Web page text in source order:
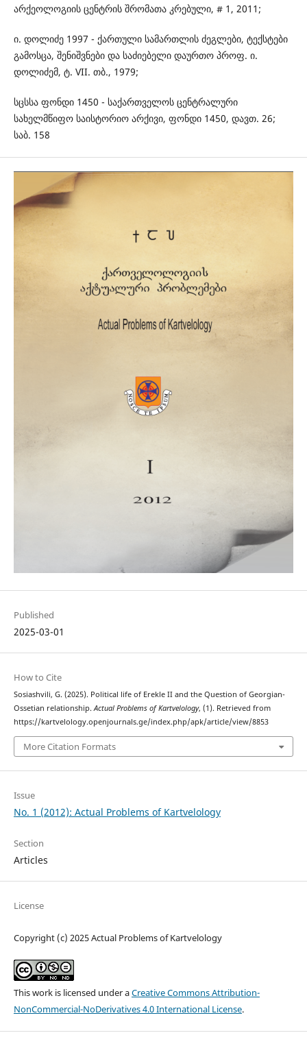
არქეოლოგიის ცენტრის შრომათა კრებული, # 1, 2011;
ი. დოლიძე 1997 - ქართული სამართლის ძეგლები, ტექსტები
გამოსცა, შენიშვნები და საძიებელი დაურთო პროფ. ი.
დოლიძემ, ტ. VII. თბ., 1979;
სცსსა ფონდი 1450 - საქართველოს ცენტრალური
სახელმწიფო საისტორიო არქივი, ფონდი 1450, დავთ. 26;
საბ. 158
Published
2025-03-01
How to Cite
Sosiashvili, G. (2025). Political life of Erekle II and the Question of Georgian-
Ossetian relationship.Actual Problems of Kartvelology, (1). Retrieved from
https://kartvelology.openjournals.ge/index.php/apk/article/view/8853
More Citation Formats
Issue
No. 1 (2012): Actual Problems of Kartvelology
Section
Articles
License
Copyright (c) 2025 Actual Problems of Kartvelology
This work is licensed under aCreative Commons Attribution-
NonCommercial-NoDerivatives 4.0 International License.